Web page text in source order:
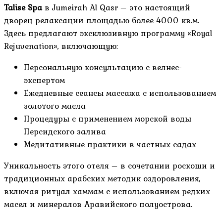
Talise Spaв Jumeirah Al Qasr – это настоящий
дворец релаксации площадью более 4000 кв.м.
Здесь предлагают эксклюзивную программу «Royal
Rejuvenation», включающую:
Персональную консультацию с велнес-
экспертом
Ежедневные сеансы массажа с использованием
золотого масла
Процедуры с применением морской воды
Персидского залива
Медитативные практики в частных садах
Уникальность этого отеля – в сочетании роскоши и
традиционных арабских методик оздоровления,
включая ритуал хаммам с использованием редких
масел и минералов Аравийского полуострова.